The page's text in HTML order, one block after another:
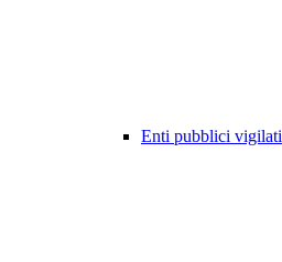
Enti pubblici vigilati